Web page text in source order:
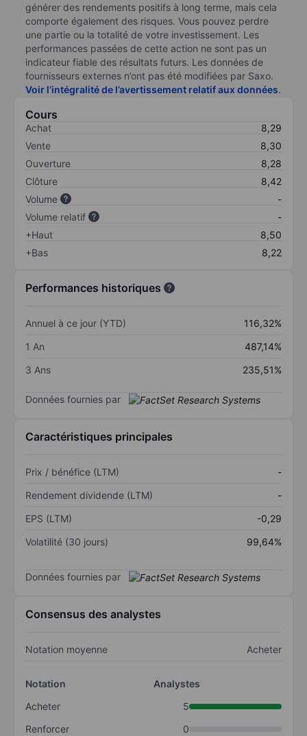
générer des rendements positifs à long terme, mais cela
comporte également des risques. Vous pouvez perdre
une partie ou la totalité de votre investissement. Les
performances passées de cette action ne sont pas un
indicateur fiable des résultats futurs. Les données de
fournisseurs externes n’ont pas été modifiées par Saxo.
Voir l’intégralité de l’avertissement relatif aux données.
Cours
Achat
8,29
Vente
8,30
Ouverture
8,28
Clôture
8,42
Volume
-
Volume relatif
-
+Haut
8,50
+Bas
8,22
Performances historiques
Annuel à ce jour (YTD)
116,32%
1 An
487,14%
3 Ans
235,51%
Données fournies par
Caractéristiques principales
Prix / bénéfice (LTM)
-
Rendement dividende (LTM)
-
EPS (LTM)
-0,29
Volatilité (30 jours)
99,64%
Données fournies par
Consensus des analystes
Notation moyenne Acheter
Notation
Analystes
Acheter
5
Renforcer
0